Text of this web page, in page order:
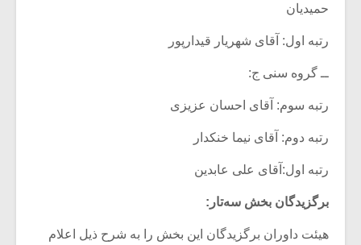
حمیدیان
رتبه اول: آقای شهریار قیدارپور
ــ گروه سنی ج:
رتبه سوم: آقای احسان عزیزی
رتبه دوم: آقای نیما خنکدار
رتبه اول:آقای علی عابدین
برگزیدگان بخش سه‌تار:
هیئت داوران برگزیدگان این بخش را به شرح ذیل اعلام